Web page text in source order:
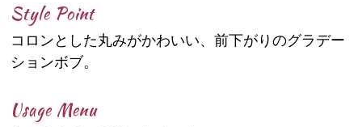
Style Point
コロンとした丸みがかわいい、前下がりのグラデー
ションボブ。
Usage Menu